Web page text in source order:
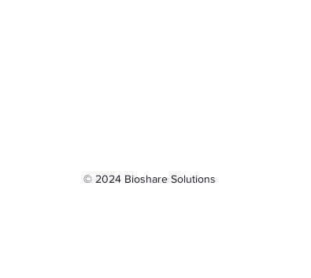
© 2024 Bioshare Solutions